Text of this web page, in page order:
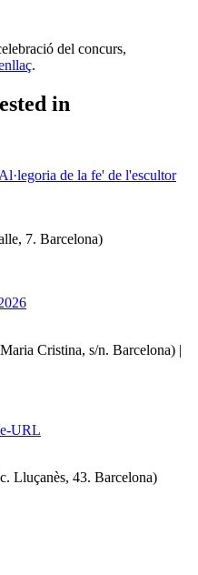
del concurs,
.
in
de la fe' de l'escultor
7. Barcelona)
Cristina, s/n. Barcelona) |
URL
Lluçanès, 43. Barcelona)